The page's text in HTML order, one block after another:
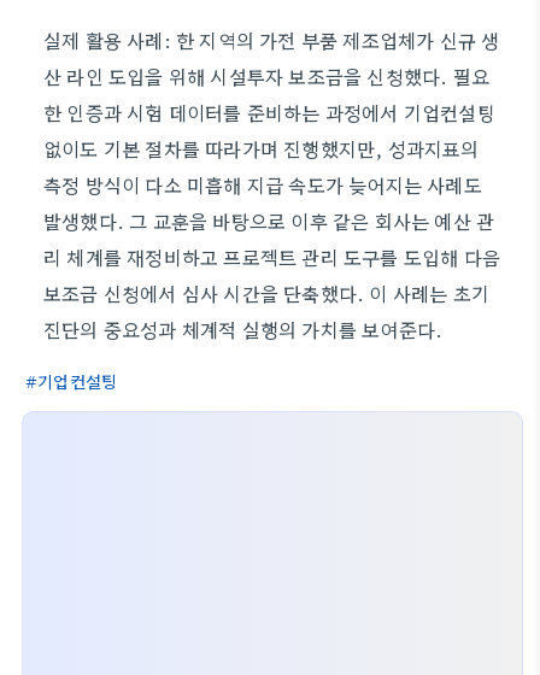
실제 활용 사례: 한 지역의 가전 부품 제조업체가 신규 생
산 라인 도입을 위해 시설투자 보조금을 신청했다. 필요
한 인증과 시험 데이터를 준비하는 과정에서 기업컨설팅
없이도 기본 절차를 따라가며 진행했지만, 성과지표의
측정 방식이 다소 미흡해 지급 속도가 늦어지는 사례도
발생했다. 그 교훈을 바탕으로 이후 같은 회사는 예산 관
리 체계를 재정비하고 프로젝트 관리 도구를 도입해 다음
보조금 신청에서 심사 시간을 단축했다. 이 사례는 초기
진단의 중요성과 체계적 실행의 가치를 보여준다.
기업컨설팅